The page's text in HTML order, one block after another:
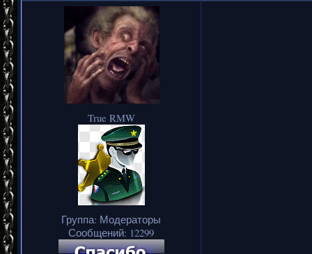
True RMW
Группа: Модераторы
Сообщений: 12299